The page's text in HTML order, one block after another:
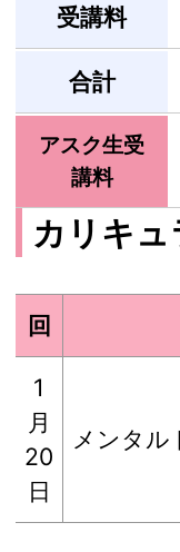
受講料
合計
アスク生受
講料
カリキュ
回
1
月
20
日
メンタル